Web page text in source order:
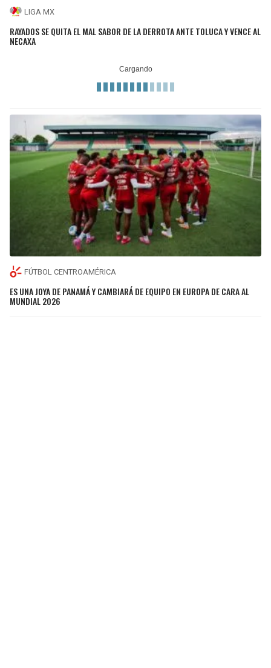
LIGA MX
RAYADOS SE QUITA EL MAL SABOR DE LA DERROTA ANTE TOLUCA Y VENCE AL
NECAXA
FÚTBOL CENTROAMÉRICA
ES UNA JOYA DE PANAMÁ Y CAMBIARÁ DE EQUIPO EN EUROPA DE CARA AL
MUNDIAL 2026